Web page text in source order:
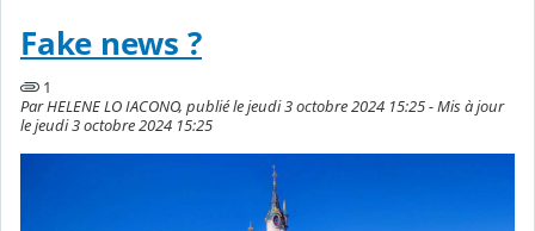
Fake news ?
1
Par HELENE LO IACONO, publié le jeudi 3 octobre 2024 15:25 - Mis à jour
le jeudi 3 octobre 2024 15:25